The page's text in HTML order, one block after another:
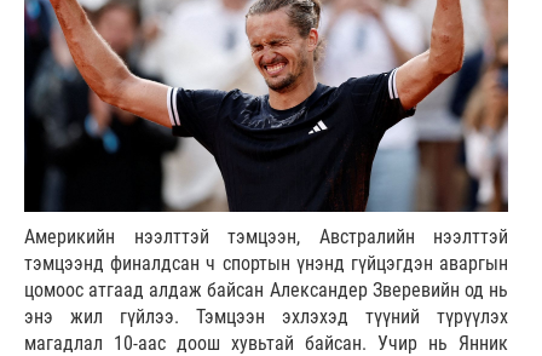
Америкийн нээлттэй тэмцээн, Австралийн нээлттэй
тэмцээнд финалдсан ч спортын үнэнд гүйцэгдэн аваргын
цомоос атгаад алдаж байсан Александер Зверевийн од нь
энэ жил гүйлээ. Тэмцээн эхлэхэд түүний түрүүлэх
магадлал 10-аас доош хувьтай байсан. Учир нь Янник